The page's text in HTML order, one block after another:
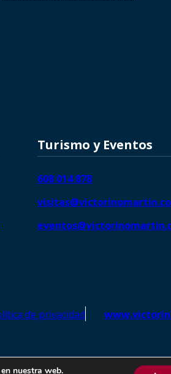
Turismo y Eventos
608 014 878
de privacidad
reservados | SEO de Agencia
nuestra web.